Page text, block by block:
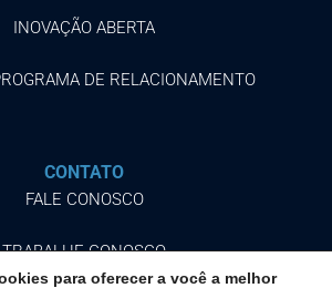
INOVAÇÃO ABERTA
DE RELACIONAMENTO
CONTATO
FALE CONOSCO
TRABALHE CONOSCO
para oferecer a você a melhor